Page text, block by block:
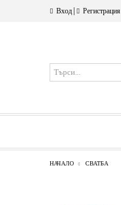
Вход Регистрация
НАЧАЛО СВАТБА